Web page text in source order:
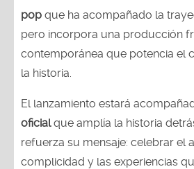
pop que ha acompañado la
pero incorpora una producción
contemporánea que potencia el
la historia.
El lanzamiento estará
oficialque amplía la historia
refuerza su mensaje: celebrar el
complicidad y las experiencias